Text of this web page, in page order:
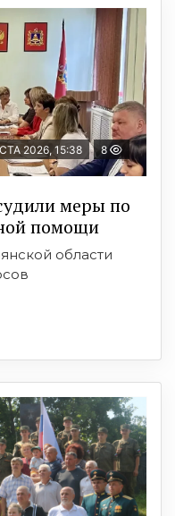
2026, 15:38 8
меры по
помощи
области